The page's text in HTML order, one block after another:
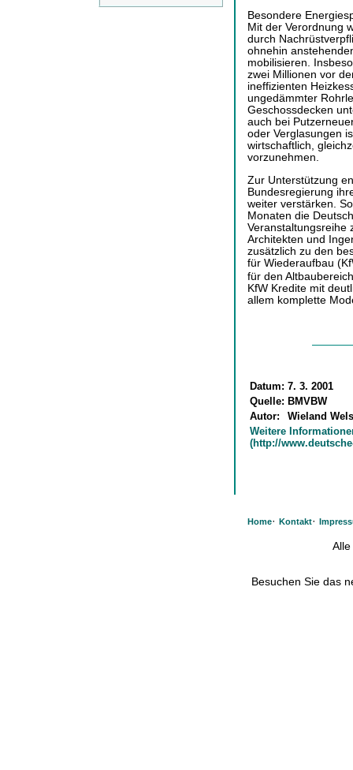
Besondere
Mit der Verordnung
durch
ohnehin
mobilisieren.
zwei Millionen vor
ineffizienten
ungedämmter
Geschossdecken
auch bei
oder Verglasungen
wirtschaftlich,
vorzunehmen.
Zur Unterstützung
Bundesregierung
weiter verstärken.
Monaten die
Veranstaltungsreihe
Architekten und
zusätzlich zu den
für Wiederaufbau
für den
KfW Kredite mit
allem komplette
Datum: 7. 3. 2001
Quelle: BMVBW
Autor:
Wieland
Weitere
(http://
Home· Kontakt·
Besuchen Sie das